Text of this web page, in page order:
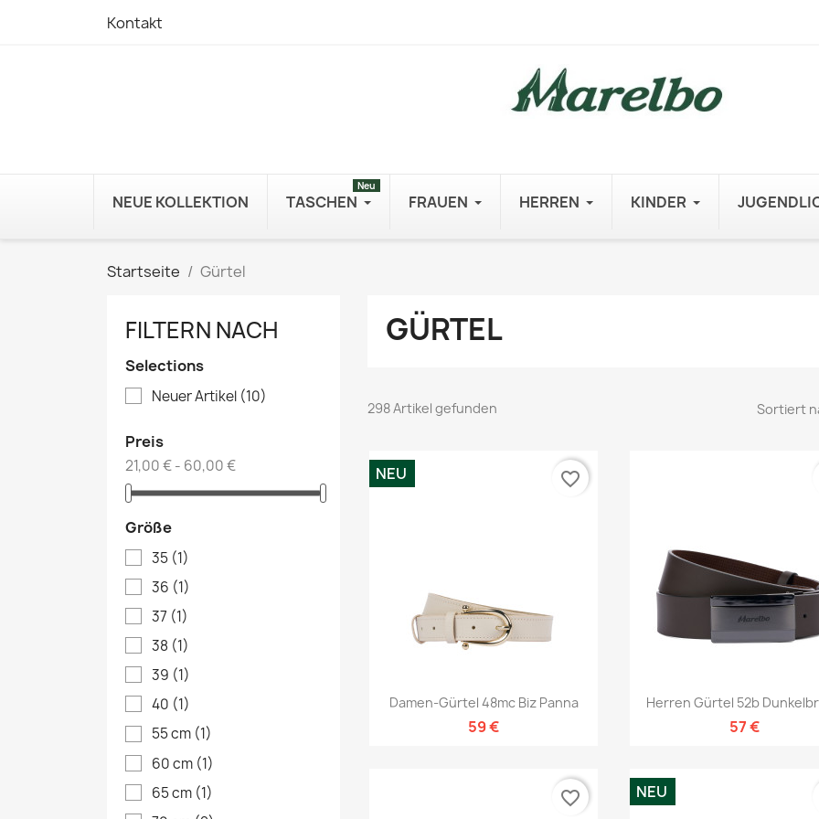
Kontakt
NEUE KOLLEKTION TASCHEN
Neu
FRAUEN HERREN KINDER
Startseite Gürtel
FILTERN NACH
Selections
Neuer Artikel (10)
Preis
21,00 € - 60,00 €
Größe
35 (1)
36 (1)
37 (1)
38 (1)
39 (1)
40 (1)
55 cm (1)
60 cm (1)
65 cm (1)
GÜRTEL
298 Artikel gefunden Sortiert
Vorschau
Damen-Gürtel 48mc Biz Panna
59 €
NEU favorite_border
Vorschau
Herren Gürtel 52b
57 €
favorite_border NEU